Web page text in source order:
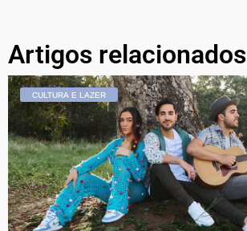
Artigos relacionados
CULTURA E LAZER